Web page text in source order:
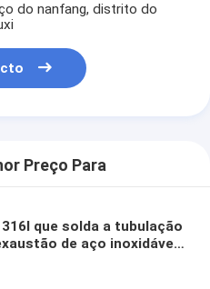
do nanfang, distrito do
Preço Para
que solda a tubulação
de aço inoxidável